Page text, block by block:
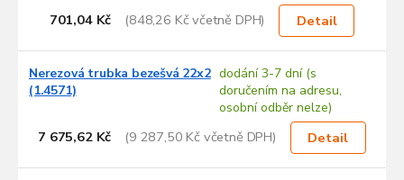
701,04 Kč (848,26 Kč včetně DPH) Detail
Nerezová trubka bezešvá 22x2
(1.4571)
dodání 3-7 dní (s
doručením na adresu,
osobní odběr nelze)
7 675,62 Kč (9 287,50 Kč včetně DPH) Detail